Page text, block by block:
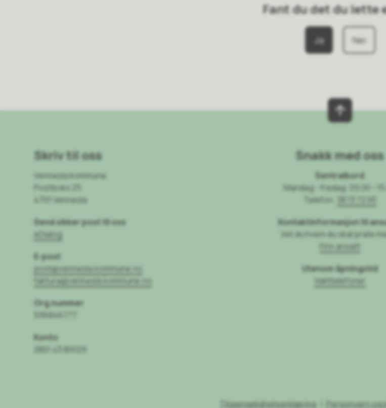
Fant du det du lette
Ja Nei
Skriv til oss
Vennesla kommune
Postboks 25
4701 Vennesla
Send sikker post til oss
eDialog
E-post
post@vennesla.kommune.no
faktura@vennesla.kommune.no
Org.nummer
936846777
Konto
2801 43 80029
Snakk med oss
Sentralbord
Mandag - fredag: 09.00 -
Telefon:
38 13 72 00
Kontaktinformasjon til
Vet du hvem du skal prate
Finn ansatt
Utenom åpningstid
Vakttelefoner
Tilgjengelighetserklæring Personvern